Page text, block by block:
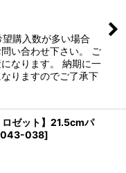
購入数が多い場合
い合わせ下さい。 ご
なります。 納期に一
りますのでご了承下
ゼット】21.5cmパ
038]